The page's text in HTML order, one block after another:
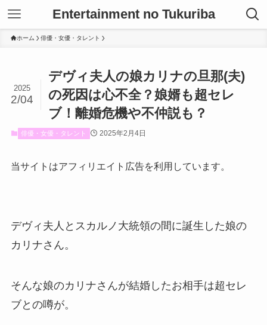
Entertainment no Tukuriba
ホーム 俳優・女優・タレント
デヴィ夫人の娘カリナの旦那(夫)
の死因は心不全？娘婿も超セレ
ブ！離婚危機や不仲説も？
2025
2/04
俳優・女優・タレント 2025年2月4日
当サイトはアフィリエイト広告を利用しています。
デヴィ夫人とスカルノ大統領の間に誕生した娘の
カリナさん。
そんな娘のカリナさんが結婚したお相手は超セレ
ブとの噂が。